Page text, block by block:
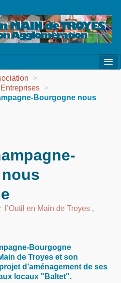
>
Entreprises >
Bourgogne nous
l’Outil en Main de Troyes ,
Bourgogne
de Troyes et son
d’aménagement de ses
locaux "Baltet".